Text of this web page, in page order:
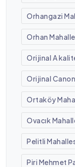
Orhangazi
Orhan
Orijinal A
Orijinal
Ortaköy
Ovacık
Pelitli
Piri Mehmet